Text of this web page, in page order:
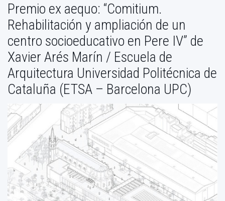
Premio ex aequo: “Comitium.
Rehabilitación y ampliación de un
centro socioeducativo en Pere IV” de
Xavier Arés Marín / Escuela de
Arquitectura Universidad Politécnica de
Cataluña (ETSA – Barcelona UPC)